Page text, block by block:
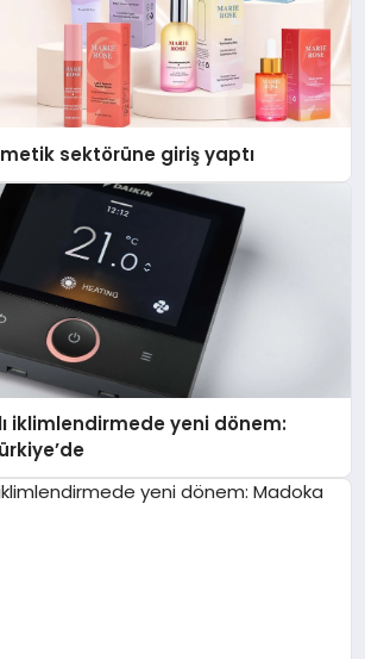
sektörüne giriş yaptı
iklimlendirmede yeni dönem: